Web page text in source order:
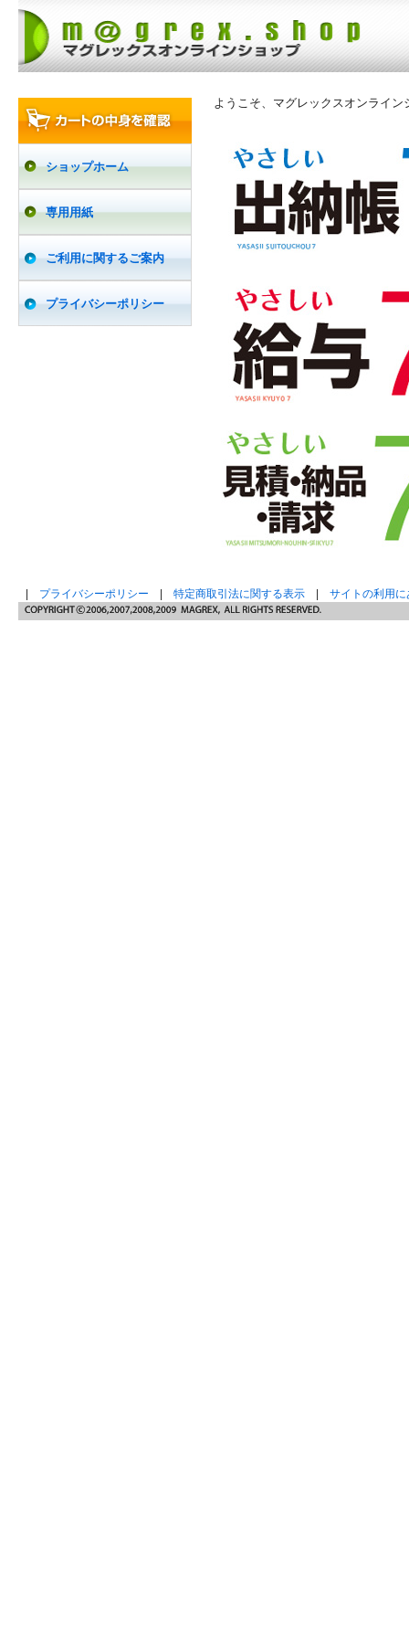
ショップホーム
専用用紙
ご利用に関するご案内
プライバシーポリシー
ようこそ、マグレックスオンライン
プライバシーポリシー 特定商取引法に関する表示 サイトの利用に